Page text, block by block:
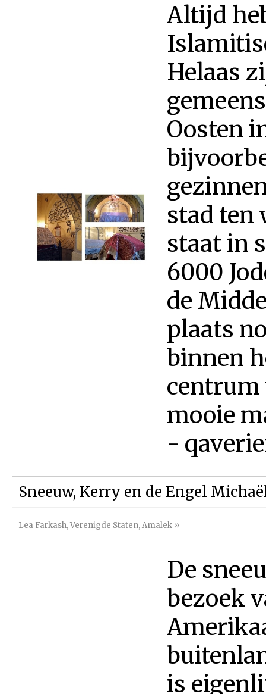
Altijd
Helaas
Oosten
stad ten
staat in
6000
de
plaats
binnen
centrum
mooie
-
Sneeuw, Kerry en de Engel
Lea Farkash,Verenigde Staten,Amalek »
De
bezoek
is